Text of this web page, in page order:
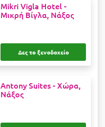
Mikri Vigla Hotel -
Μικρή Βίγλα, Νάξος
Δες το ξενοδοχείο
Antony Suites -Χώρα,
Νάξος